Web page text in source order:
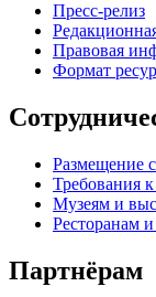
Пресс-релиз
Правовая
Формат
Размещение
Требования
Музеям и
Ресторанам
Партнёрам